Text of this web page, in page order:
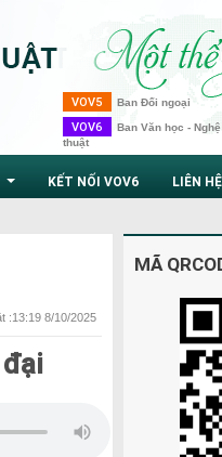
VOV5 Ban Đối ngoại
VOV6 Ban Văn học - Nghệ
thuật
KẾT NỐI VOV6 LIÊN HỆ
:13:19 8/10/2025
MÃ